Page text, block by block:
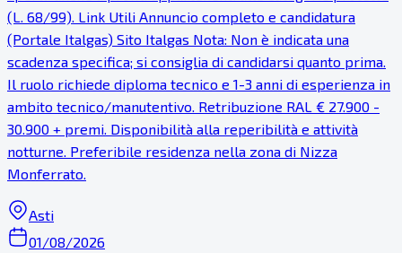
(L. 68/99). Link Utili Annuncio completo e candidatura
(Portale Italgas) Sito Italgas Nota: Non è indicata una
scadenza specifica; si consiglia di candidarsi quanto prima.
Il ruolo richiede diploma tecnico e 1-3 anni di esperienza in
ambito tecnico/manutentivo. Retribuzione RAL € 27.900 -
30.900 + premi. Disponibilità alla reperibilità e attività
notturne. Preferibile residenza nella zona di Nizza
Monferrato.
Asti
01/08/2026